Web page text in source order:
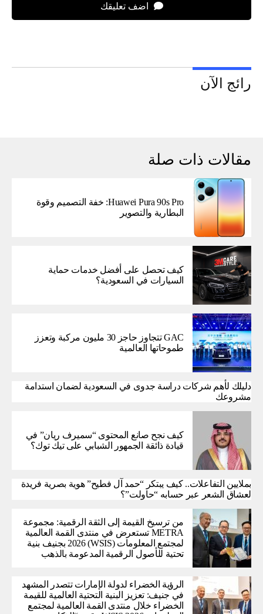
اضف تعليقك
رائج الآن
مقالات ذات صلة
Huawei Pura 90s Pro: خفة التصميم وقوة
البطارية والتصوير
كيف تحصل على أفضل خدمات حماية
السيارات في السعودية؟
GAC تتجاوز حاجز 30 مليون مركبة وتعزز
طموحاتها العالمية
دليلك لأهم شركات دراسة جدوى في السعودية لضمان استدامة
مشروعك
كيف نجح صانع المحتوى “سميرف ريان” في
قيادة ذائقة الجمهور الشبابي على تيك توك؟
بملايين التفاعلات.. كيف يبتكر “حمد آل فطيح” هوية بصرية فريدة
لعشاق الشعر عبر حسابه “حاولت”؟
من ترسيخ القيمة إلى الثقة الرقمية: مجموعة
METRA تستعرض في منتدى القمة العالمية
لمجتمع المعلومات (WSIS) 2026 بجنيف بنية
تحتية للأصول الرقمية المدعومة بالذهب
الرؤية الخضراء لدولة الإمارات تتصدر المشهد
في جنيف: تعزيز البنية التحتية العالمية للقيمة
الخضراء خلال منتدى القمة العالمية لمجتمع